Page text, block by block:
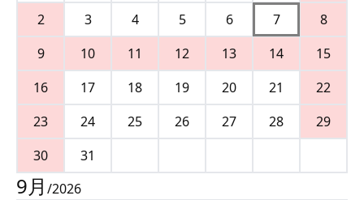
2
3 4 5 6 7
8
9
10 11 12 13 14
15
16
17 18 19 20 21
22
23
24 25 26 27 28
29
30
31
9月 /2026